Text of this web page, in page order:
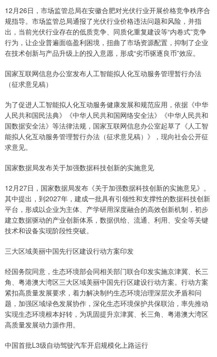
12月26日，市场监管总局在安徽合肥对光伏行业开展价格竞争秩序合
规指导。市场监管总局通报了光伏行业价格违法问题和风险，并指
出，当前光伏行业存在的低质竞争、同质化重复建设等“内卷式”竞争
行为，让企业普遍面临盈利困境，扭曲了市场资源配置，抑制了企业
在技术创新与产品升级上的投入意愿，形成“劣币驱逐良币”效应。
国家互联网信息办公室发布人工智能拟人化互动服务管理暂行办法
（征求意见稿）
为了促进人工智能拟人化互动服务健康发展和规范应用，依据《中华
人民共和国民法典》《中华人民共和国网络安全法》《中华人民共和
国数据安全法》等法律法规，国家互联网信息办公室起草了《人工智
能拟人化互动服务管理暂行办法（征求意见稿）》，现向社会公开征
求意见。
国家数据局发布关于加强数据科技创新的实施意见
12月27日，国家数据局发布《关于加强数据科技创新的实施意见》。
其中提出，到2027年，建成一批具有引领性和支撑性的数据科技创新
平台，形成以企业为主体、产学研用深度融合的高效创新机制，初步
建立数据驱动的产业创新体系，数据供给、流通、利用、安全等关键
技术和设备实现阶段性突破。
三大区域美丽中国先行区建设行动方案印发
经国务院同意，生态环境部会同相关部门联合印发实施京津冀、长三
角、粤港澳大湾区三大区域美丽中国先行区建设行动方案。行动方案
紧扣高质量发展要求，着力解决制约生态环境治理深层次矛盾和问
题，加强区域绿色发展协作，深化生态环境保护共保联治，率先推动
实现生态环境根本好转，为巩固提升京津冀、长三角、粤港澳大湾区
高质量发展动力源作用。
中国首批L3级自动驾驶汽车开启规模化上路运行